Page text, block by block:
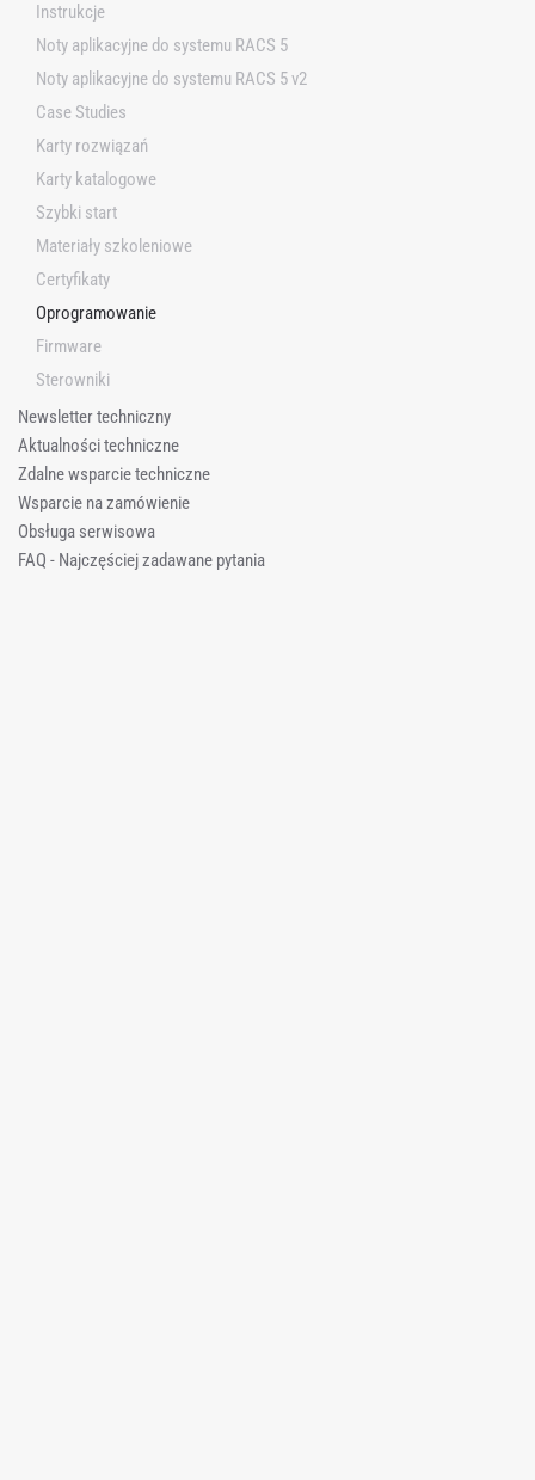
Instrukcje
Noty aplikacyjne do systemu RACS 5
Noty aplikacyjne do systemu RACS 5 v2
Case Studies
Karty rozwiązań
Karty katalogowe
Szybki start
Materiały szkoleniowe
Certyfikaty
Oprogramowanie
Firmware
Sterowniki
Newsletter techniczny
Aktualności techniczne
Zdalne wsparcie techniczne
Wsparcie na zamówienie
Obsługa serwisowa
FAQ - Najczęściej zadawane pytania